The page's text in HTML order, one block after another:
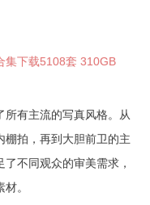
集下载5108套 310GB
所有主流的写真风格。从
棚拍，再到大胆前卫的主
不同观众的审美需求，
。